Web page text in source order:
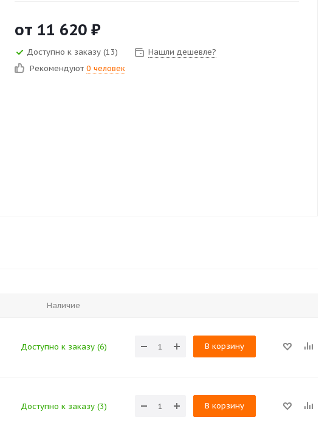
от 11 620 ₽
Доступно к заказу (13)
Нашли дешевле?
Рекомендуют 0 человек
Наличие
Доступно к заказу (6) В корзину
Доступно к заказу (3) В корзину